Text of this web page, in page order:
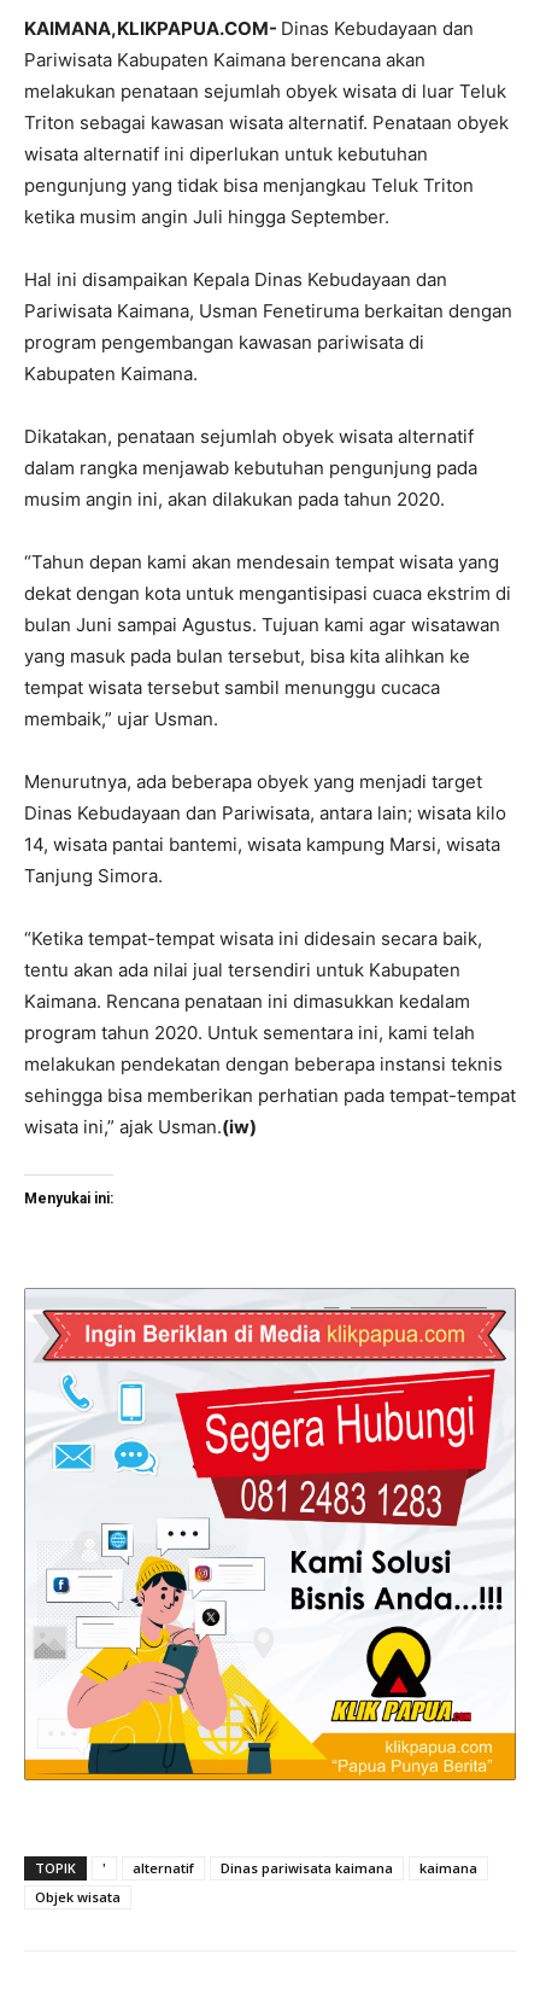
KAIMANA,KLIKPAPUA.COM- Dinas Kebudayaan dan
Pariwisata Kabupaten Kaimana berencana akan
melakukan penataan sejumlah obyek wisata di luar Teluk
Triton sebagai kawasan wisata alternatif. Penataan obyek
wisata alternatif ini diperlukan untuk kebutuhan
pengunjung yang tidak bisa menjangkau Teluk Triton
ketika musim angin Juli hingga September.
Hal ini disampaikan Kepala Dinas Kebudayaan dan
Pariwisata Kaimana, Usman Fenetiruma berkaitan dengan
program pengembangan kawasan pariwisata di
Kabupaten Kaimana.
Dikatakan, penataan sejumlah obyek wisata alternatif
dalam rangka menjawab kebutuhan pengunjung pada
musim angin ini, akan dilakukan pada tahun 2020.
“Tahun depan kami akan mendesain tempat wisata yang
dekat dengan kota untuk mengantisipasi cuaca ekstrim di
bulan Juni sampai Agustus. Tujuan kami agar wisatawan
yang masuk pada bulan tersebut, bisa kita alihkan ke
tempat wisata tersebut sambil menunggu cucaca
membaik,” ujar Usman.
Menurutnya, ada beberapa obyek yang menjadi target
Dinas Kebudayaan dan Pariwisata, antara lain; wisata kilo
14, wisata pantai bantemi, wisata kampung Marsi, wisata
Tanjung Simora.
“Ketika tempat-tempat wisata ini didesain secara baik,
tentu akan ada nilai jual tersendiri untuk Kabupaten
Kaimana. Rencana penataan ini dimasukkan kedalam
program tahun 2020. Untuk sementara ini, kami telah
melakukan pendekatan dengan beberapa instansi teknis
sehingga bisa memberikan perhatian pada tempat-tempat
wisata ini,” ajak Usman.(iw)
Menyukai ini:
TOPIK ' alternatif Dinas pariwisata kaimana
kaimana
Objek wisata